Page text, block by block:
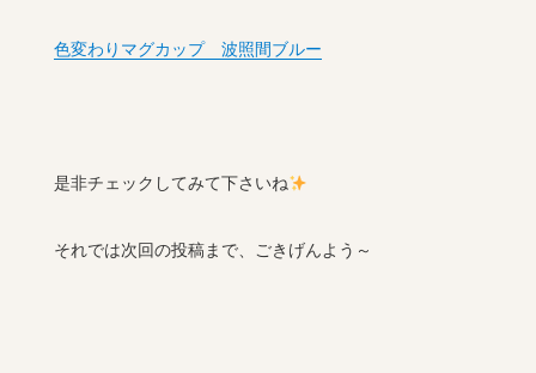
色変わりマグカップ 波照間ブルー
是非チェックしてみて下さいね
それでは次回の投稿まで、ごきげんよう～